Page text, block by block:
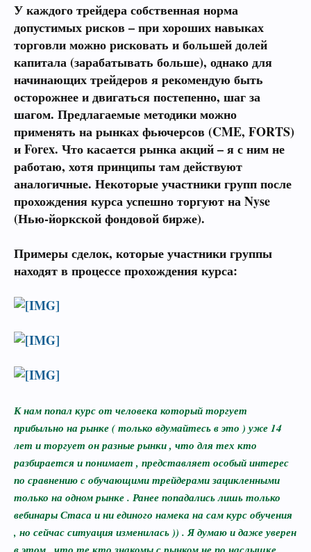
У каждого трейдера собственная норма
допустимых рисков – при хороших навыках
торговли можно рисковать и большей долей
капитала (зарабатывать больше), однако для
начинающих трейдеров я рекомендую быть
осторожнее и двигаться постепенно, шаг за
шагом. Предлагаемые методики можно
применять на рынках фьючерсов (CME, FORTS)
и Forex. Что касается рынка акций – я с ним не
работаю, хотя принципы там действуют
аналогичные. Некоторые участники групп после
прохождения курса успешно торгуют на Nyse
(Нью-йоркской фондовой бирже).
Примеры сделок, которые участники группы
находят в процессе прохождения курса:
К нам попал курс от человека который торгует
прибыльно на рынке ( только вдумайтесь в это ) уже 14
лет и торгует он разные рынки , что для тех кто
разбирается и понимает , представляет особый интерес
по сравнению с обучающими трейдерами зацикленными
только на одном рынке . Ранее попадались лишь только
вебинары Стаса и ни единого намека на сам курс обучения
, но сейчас ситуация изменилась )) . Я думаю и даже уверен